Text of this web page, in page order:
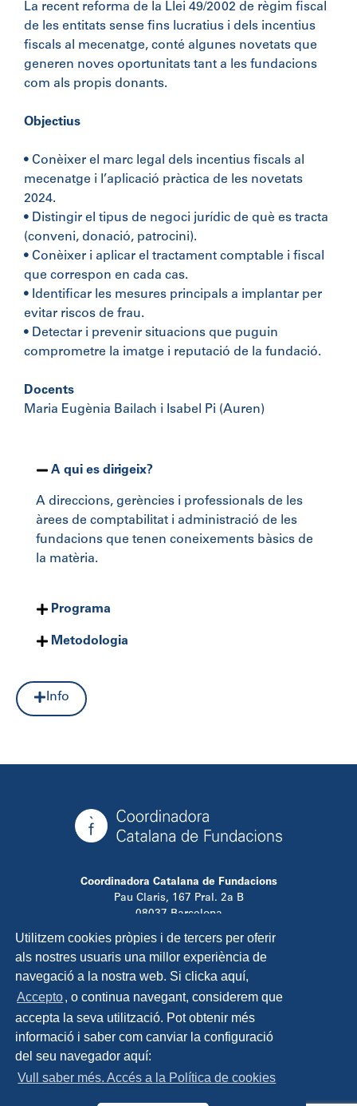
Utilitzem cookies pròpies i de tercers per oferir
als nostres usuaris una millor experiència de
navegació a la nostra web. Si clicka aquí,
Accepto, o continua navegant, considerem que
accepta la seva utilització. Pot obtenir més
informació i saber com canviar la configuració
del seu navegador aquí:
Vull saber més. Accés a la Política de cookies
La recent reforma de la Llei 49/2002 de règim fiscal
de les entitats sense fins lucratius i dels incentius
fiscals al mecenatge, conté algunes novetats que
generen noves oportunitats tant a les fundacions
com als propis donants.
Objectius
• Conèixer el marc legal dels incentius fiscals al
mecenatge i l’aplicació pràctica de les novetats
2024.
• Distingir el tipus de negoci jurídic de què es tracta
(conveni, donació, patrocini).
• Conèixer i aplicar el tractament comptable i fiscal
que correspon en cada cas.
• Identificar les mesures principals a implantar per
evitar riscos de frau.
• Detectar i prevenir situacions que puguin
comprometre la imatge i reputació de la fundació.
Docents
Maria Eugènia Bailach i Isabel Pi (Auren)
A qui es dirigeix?
A direccions, gerències i professionals de les
àrees de comptabilitat i administració de les
fundacions que tenen coneixements bàsics de
la matèria.
Programa
Metodologia
Info
Coordinadora Catalana de Fundacions
Pau Claris, 167 Pral. 2a B
08037 Barcelona
info@ccfundacions.cat
Contacta
Política de privadesa
Política de cookies